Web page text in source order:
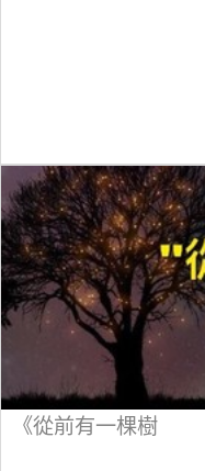
《從前有一棵樹